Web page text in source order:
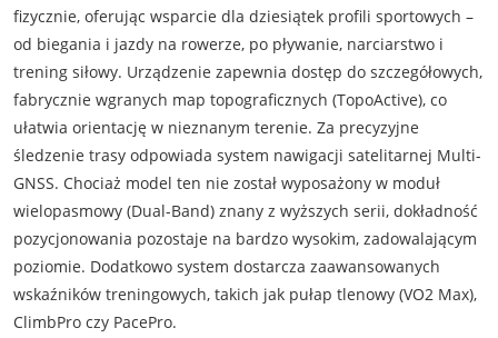
fizycznie, oferując wsparcie dla dziesiątek profili sportowych –
od biegania i jazdy na rowerze, po pływanie, narciarstwo i
trening siłowy. Urządzenie zapewnia dostęp do szczegółowych,
fabrycznie wgranych map topograficznych (TopoActive), co
ułatwia orientację w nieznanym terenie. Za precyzyjne
śledzenie trasy odpowiada system nawigacji satelitarnej Multi-
GNSS. Chociaż model ten nie został wyposażony w moduł
wielopasmowy (Dual-Band) znany z wyższych serii, dokładność
pozycjonowania pozostaje na bardzo wysokim, zadowalającym
poziomie. Dodatkowo system dostarcza zaawansowanych
wskaźników treningowych, takich jak pułap tlenowy (VO2 Max),
ClimbPro czy PacePro.